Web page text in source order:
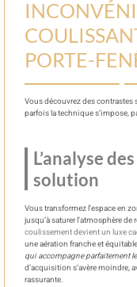
PORTE-
Vous découvrez des contrastes
parfois la technique s’impose,
L’analyse
solution
Vous transformez l’espace en
jusqu’à saturer l’atmosphère
coulissement devient un luxe
une aération franche et
qui accompagne parfaitement
d’acquisition s’avère moindre,
rassurante.